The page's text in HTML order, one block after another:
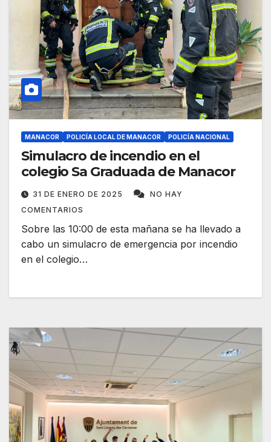
MANACOR POLICÍA LOCAL DE MANACOR POLICÍA NACIONAL
Simulacro de incendio en el
colegio Sa Graduada de Manacor
31 DE ENERO DE 2025
NO HAY
COMENTARIOS
Sobre las 10:00 de esta mañana se ha llevado a
cabo un simulacro de emergencia por incendio
en el colegio…